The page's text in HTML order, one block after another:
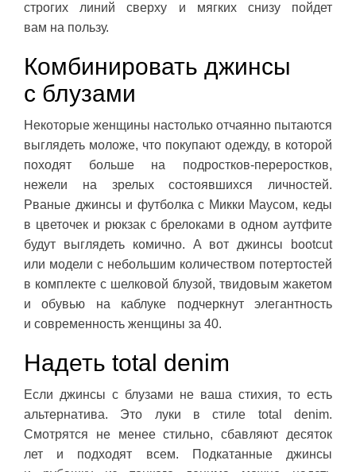
строгих линий сверху и мягких снизу пойдет
вам на пользу.
Комбинировать джинсы
с блузами
Некоторые женщины настолько отчаянно пытаются
выглядеть моложе, что покупают одежду, в которой
походят больше на подростков-переростков,
нежели на зрелых состоявшихся личностей.
Рваные джинсы и футболка с Микки Маусом, кеды
в цветочек и рюкзак с брелоками в одном аутфите
будут выглядеть комично. А вот джинсы bootcut
или модели с небольшим количеством потертостей
в комплекте с шелковой блузой, твидовым жакетом
и обувью на каблуке подчеркнут элегантность
и современность женщины за 40.
Надеть total denim
Если джинсы с блузами не ваша стихия, то есть
альтернатива. Это луки в стиле total denim.
Смотрятся не менее стильно, сбавляют десяток
лет и подходят всем. Подкатанные джинсы